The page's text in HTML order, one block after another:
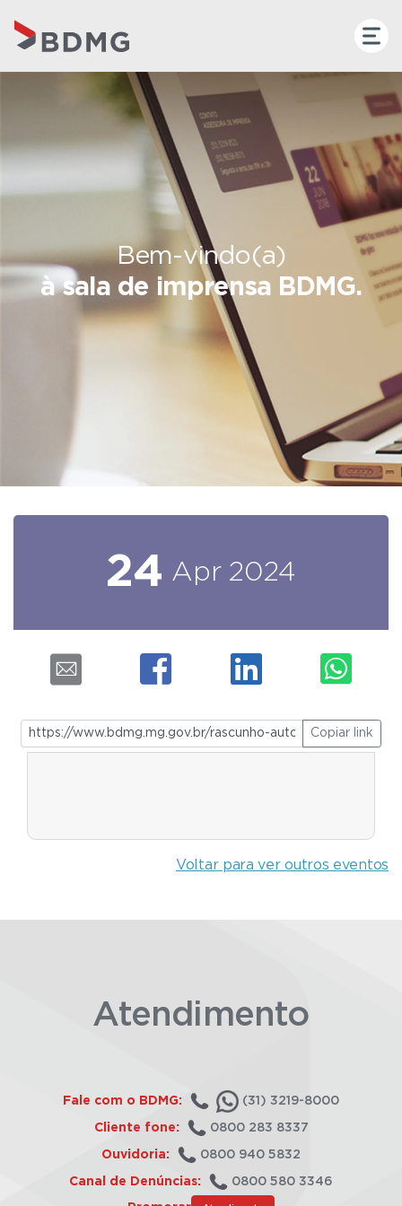
Bem-vindo(a)
à sala de imprensa BDMG.
24 Apr 2024
Copiar link
Voltar para ver outros eventos
Atendimento
Fale com o BDMG: (31) 3219-8000
Cliente fone: 0800 283 8337
Ouvidoria: 0800 940 5832
Canal de Denúncias: 0800 580 3346